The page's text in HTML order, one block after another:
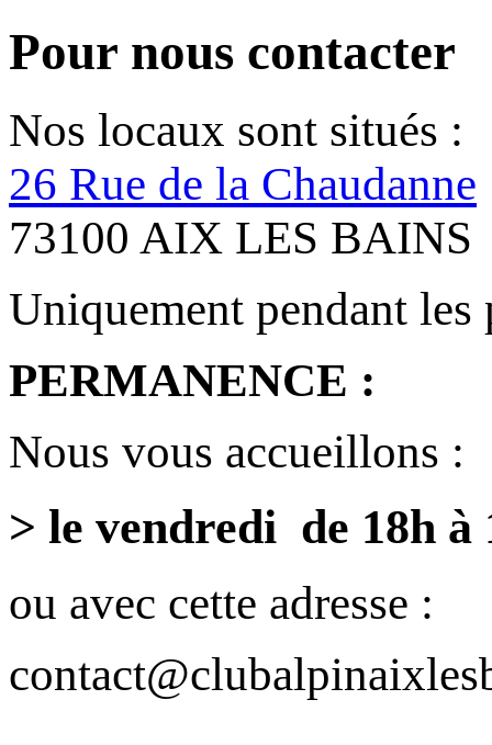
Pour nous contacter
Nos locaux sont situés :
26 Rue de la Chaudanne
73100 AIX LES BAINS
Uniquement pendant les
PERMANENCE :
Nous vous accueillons :
> le vendredi de 18h à
ou avec cette adresse :